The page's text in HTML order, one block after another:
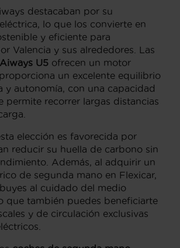
destacaban por su
lo que los convierte en
y eficiente para
Valencia y sus alrededores. Las
Aiways U5 ofrecen un motor
un excelente equilibrio
y autonomía, con una capacidad
permite recorrer largas distancias
elección es favorecida por
reducir su huella de carbono sin
Además, al adquirir un
de segunda mano en Flexicar,
al cuidado del medio
que también puedes beneficiarte
y de circulación exclusivas